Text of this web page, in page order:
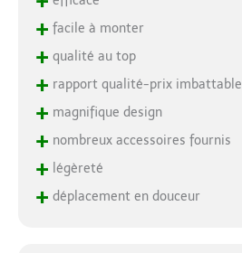
+ facile à monter
+ qualité au top
+ rapport qualité-prix imbattable
+ magnifique design
+ nombreux accessoires fournis
+ légèreté
+ déplacement en douceur